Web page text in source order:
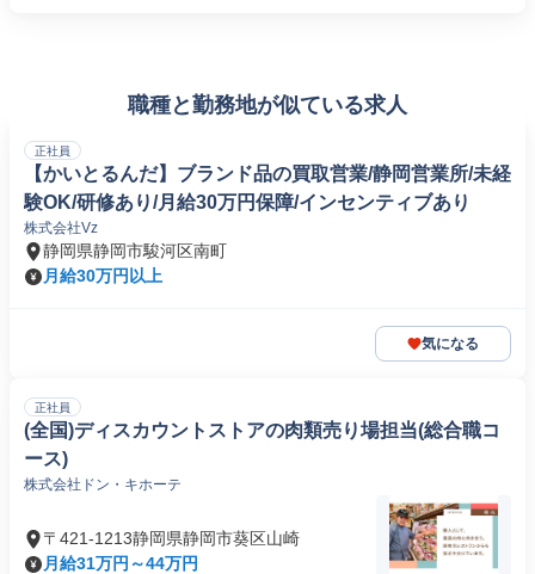
職種と勤務地が似ている求人
正社員
【かいとるんだ】ブランド品の買取営業/静岡営業所/未経
験OK/研修あり/月給30万円保障/インセンティブあり
株式会社Vz
静岡県静岡市駿河区南町
月給30万円以上
気になる
正社員
(全国)ディスカウントストアの肉類売り場担当(総合職コ
ース)
株式会社ドン・キホーテ
〒421-1213静岡県静岡市葵区山崎
月給31万円～44万円